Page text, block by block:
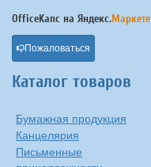
OfficeKanc на Яндекс.Маркете
Пожаловаться
Каталог товаров
Бумажная продукция
Канцелярия
Письменные